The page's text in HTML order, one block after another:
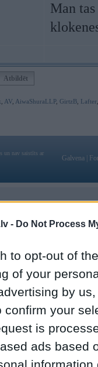
- Do Not Process
to opt-out of
of your
by
confirm your
is
ads based
Man
Atbildēt
AV AiwaShuraLLP, GirtzB Lafter
un nav saistīts ar
Galvena